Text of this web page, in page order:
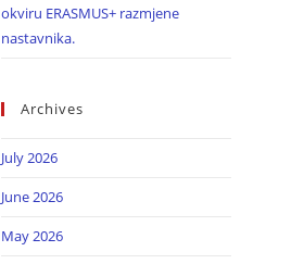
okviru ERASMUS+ razmjene
nastavnika.
Archives
July 2026
June 2026
May 2026